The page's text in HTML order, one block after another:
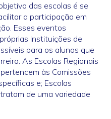
das escolas é se
a participação em
Esses eventos
Instituições de
para os alunos que
As Escolas Regionais
às Comissões
e; Escolas
de uma variedade